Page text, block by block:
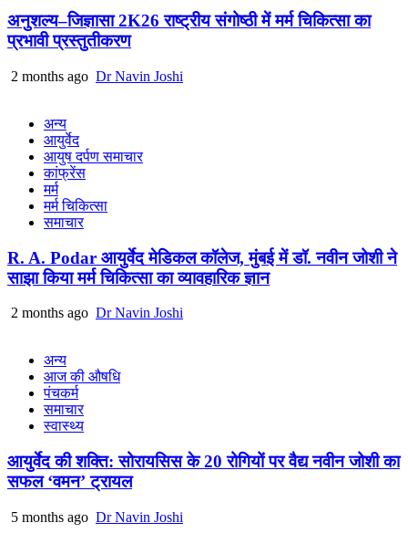
अनुशल्य–जिज्ञासा 2K26 राष्ट्रीय संगोष्ठी में मर्म चिकित्सा का
प्रभावी प्रस्तुतीकरण
2 months ago Dr Navin Joshi
अन्य
आयुर्वेद
आयुष दर्पण समाचार
कांफ्रेंस
मर्म
मर्म चिकित्सा
समाचार
R. A. Podar आयुर्वेद मेडिकल कॉलेज, मुंबई में डॉ. नवीन जोशी ने
साझा किया मर्म चिकित्सा का व्यावहारिक ज्ञान
2 months ago Dr Navin Joshi
अन्य
आज की औषधि
पंचकर्म
समाचार
स्वास्थ्य
आयुर्वेद की शक्ति: सोरायसिस के 20 रोगियों पर वैद्य नवीन जोशी का
सफल ‘वमन’ ट्रायल
5 months ago Dr Navin Joshi